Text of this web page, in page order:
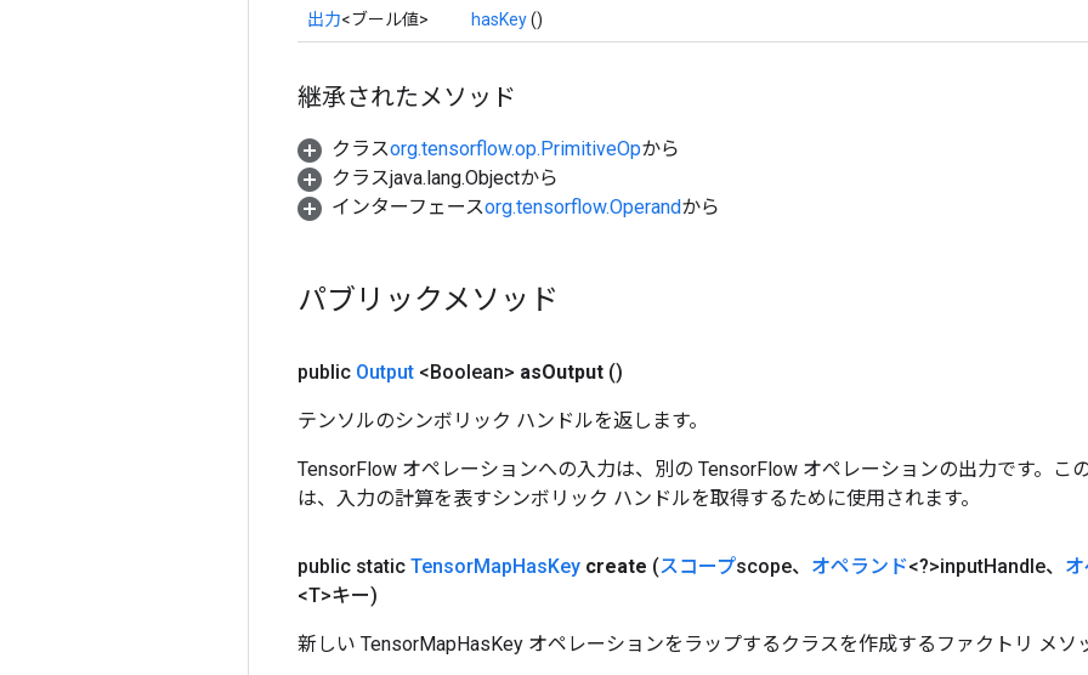
出力<ブール値> hasKey()
継承されたメソッド
クラスorg.tensorflow.op.PrimitiveOpから
クラスjava.lang.Objectから
インターフェースorg.tensorflow.Operandから
パブリックメソッド
public Output <Boolean> asOutput ()
テンソルのシンボリック ハンドルを返します。
TensorFlow オペレーションへの入力は、別の TensorFlow オペレーションの出力です。こ
は、入力の計算を表すシンボリック ハンドルを取得するために使用されます。
public static TensorMapHasKey create (スコープscope、 オペランド<?>inputHandle、
<T>キー)
新しい TensorMapHasKey オペレーションをラップするクラスを作成するファクトリ メソ